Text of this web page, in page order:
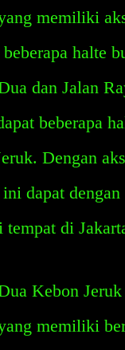
memiliki
halte
dan Jalan
beberapa
Dengan
dapat
tempat di
Kebon
memiliki